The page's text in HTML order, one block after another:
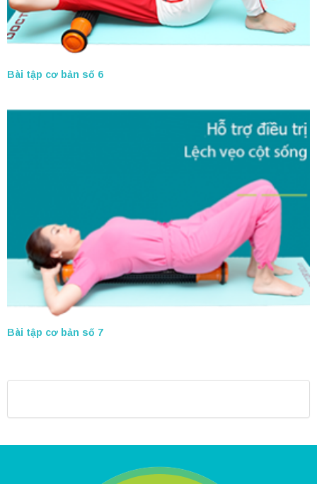
Bài tập cơ bản số 6
Bài tập cơ bản số 7